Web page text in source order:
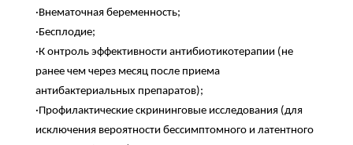
·Внематочная беременность;
·Бесплодие;
·К онтроль эффективности антибиотикотерапии (не
ранее чем через месяц после приема
антибактериальных препаратов);
·Профилактические скрининговые исследования (для
исключения вероятности бессимптомного и латентного